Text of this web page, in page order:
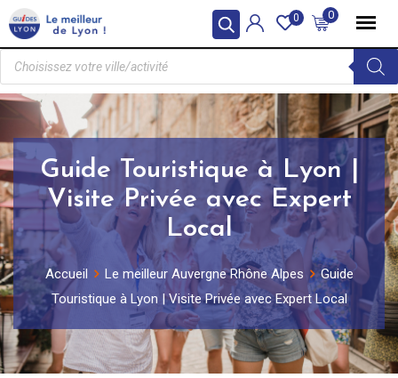
0
0
Guide Touristique à Lyon |
Visite Privée avec Expert
Local
Accueil Le meilleur Auvergne Rhône Alpes
Guide
Touristique à Lyon | Visite Privée avec Expert Local